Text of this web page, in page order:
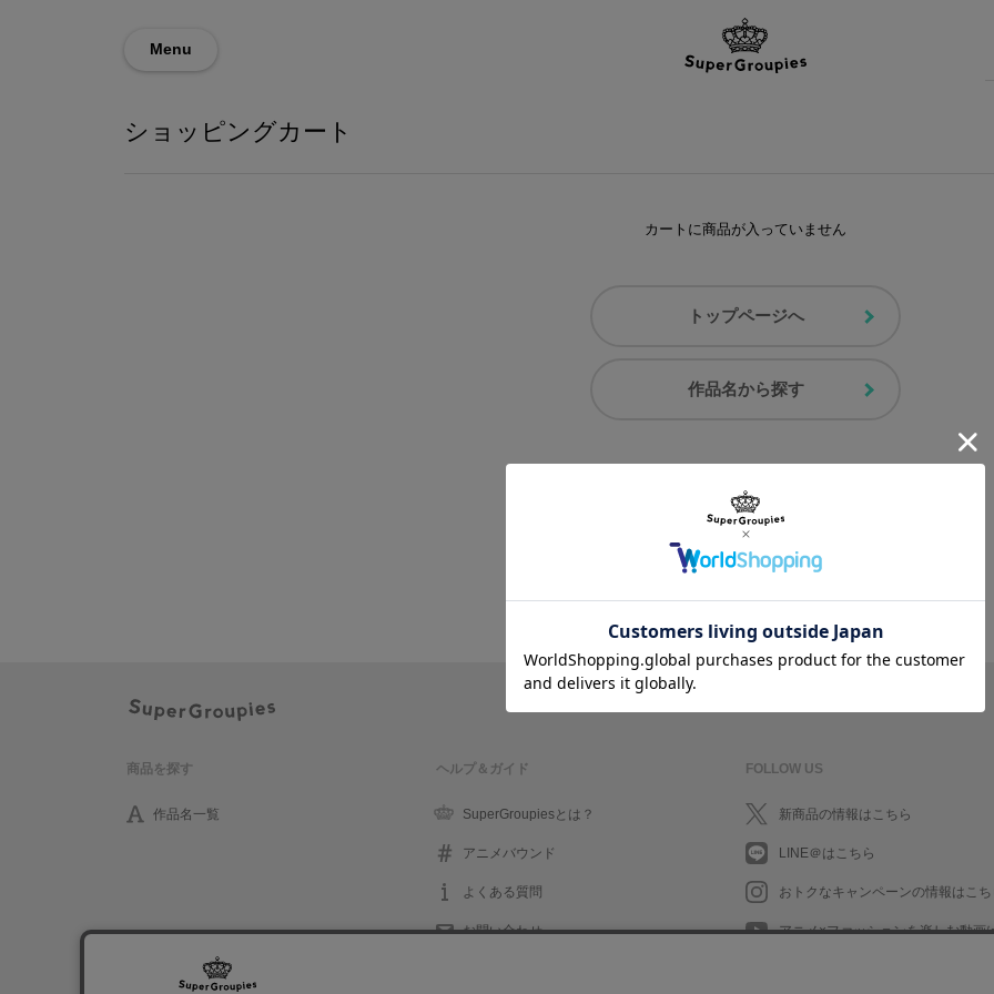
Menu
ショッピングカート
カートに商品が入っていません
トップページへ
作品名から探す
商品を探す
作品名一覧
ヘルプ＆ガイド
SuperGroupiesとは？
アニメバウンド
よくある質問
お問い合わせ
FOLLOW US
新商品の情報はこちら
LINE＠はこちら
おトクなキャンペーンの情報はこち
アニメ×ファッションを楽しむ動画